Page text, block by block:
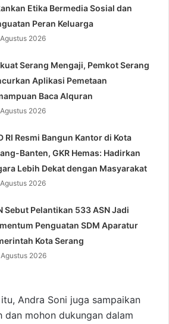
Etika Bermedia Sosial dan
Peran Keluarga
2026
Serang Mengaji, Pemkot Serang
Aplikasi Pemetaan
Baca Alquran
2026
RI Resmi Bangun Kantor di Kota
Banten, GKR Hemas: Hadirkan
Lebih Dekat dengan Masyarakat
2026
Sebut Pelantikan 533 ASN Jadi
Penguatan SDM Aparatur
Kota Serang
2026
Andra Soni juga sampaikan
dan mohon dukungan dalam